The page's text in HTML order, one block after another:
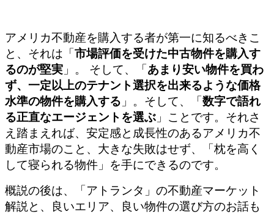
アメリカ不動産を購入する者が第一に知るべきこ
と、それは「 市場評価を受けた中古物件を購入す
るのが堅実 」。 そして、「 あまり安い物件を買わ
ず、一定以上のテナント選択を出来るような価格
水準の物件を購入する 」。そして、「 数字で語れ
る正直なエージェントを選ぶ 」ことです。それさ
え踏まえれば、安定感と成長性のあるアメリカ不
動産市場のこと、大きな失敗はせず、「枕を高く
して寝られる物件」を手にできるのです。
概説の後は、「アトランタ」の不動産マーケット
解説と、良いエリア、良い物件の選び方のお話も